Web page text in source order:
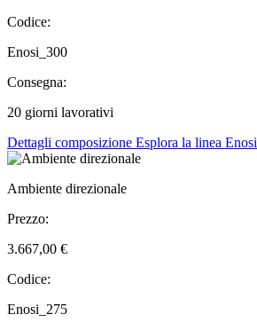
Codice:
Enosi_300
Consegna:
20 giorni lavorativi
Dettagli composizione Esplora la linea Enosi
Ambiente direzionale
Prezzo:
3.667,00 €
Codice:
Enosi_275